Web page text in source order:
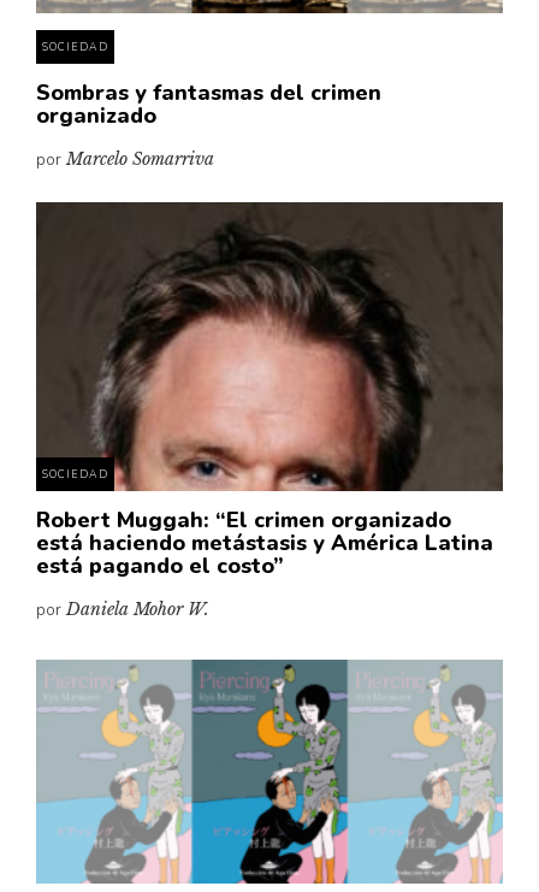
SOCIEDAD
Sombras y fantasmas del crimen
organizado
porMarcelo Somarriva
SOCIEDAD
Robert Muggah: “El crimen organizado
está haciendo metástasis y América Latina
está pagando el costo”
porDaniela Mohor W.